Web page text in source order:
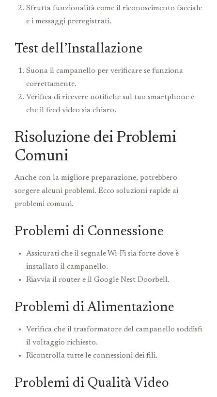
Sfrutta funzionalità come il riconoscimento facciale
e i messaggi preregistrati.
Test dell’Installazione
Suona il campanello per verificare se funziona
correttamente.
Verifica di ricevere notifiche sul tuo smartphone e
che il feed video sia chiaro.
Risoluzione dei Problemi
Comuni
Anche con la migliore preparazione, potrebbero
sorgere alcuni problemi. Ecco soluzioni rapide ai
problemi comuni.
Problemi di Connessione
Assicurati che il segnale Wi-Fi sia forte dove è
installato il campanello.
Riavvia il router e il Google Nest Doorbell.
Problemi di Alimentazione
Verifica che il trasformatore del campanello soddisfi
il voltaggio richiesto.
Ricontrolla tutte le connessioni dei fili.
Problemi di Qualità Video